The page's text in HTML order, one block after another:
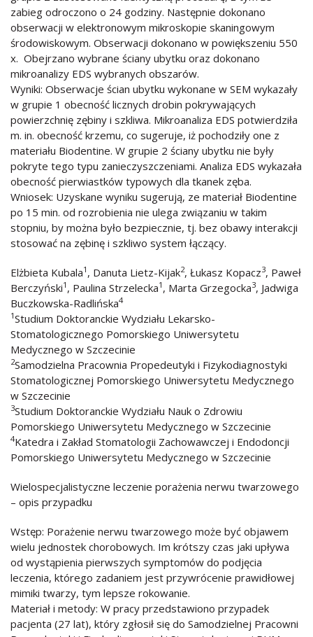
zabieg odroczono o 24 godziny. Następnie dokonano
obserwacji w elektronowym mikroskopie skaningowym
środowiskowym. Obserwacji dokonano w powiększeniu 550
x. Obejrzano wybrane ściany ubytku oraz dokonano
mikroanalizy EDS wybranych obszarów.
Wyniki: Obserwacje ścian ubytku wykonane w SEM wykazały
w grupie 1 obecność licznych drobin pokrywających
powierzchnię zębiny i szkliwa. Mikroanaliza EDS potwierdziła
m. in. obecność krzemu, co sugeruje, iż pochodziły one z
materiału Biodentine. W grupie 2 ściany ubytku nie były
pokryte tego typu zanieczyszczeniami. Analiza EDS wykazała
obecność pierwiastków typowych dla tkanek zęba.
Wniosek: Uzyskane wyniku sugerują, ze materiał Biodentine
po 15 min. od rozrobienia nie ulega związaniu w takim
stopniu, by można było bezpiecznie, tj. bez obawy interakcji
stosować na zębinę i szkliwo system łączący.
Elżbieta Kubala1 , Danuta Lietz-Kijak2, Łukasz Kopacz3, Paweł
Berczyński1 , Paulina Strzelecka1 , Marta Grzegocka3, Jadwiga
Buczkowska-Radlińska4
1Studium Doktoranckie Wydziału Lekarsko-
Stomatologicznego Pomorskiego Uniwersytetu
Medycznego w Szczecinie
2Samodzielna Pracownia Propedeutyki i Fizykodiagnostyki
Stomatologicznej Pomorskiego Uniwersytetu Medycznego
w Szczecinie
3Studium Doktoranckie Wydziału Nauk o Zdrowiu
Pomorskiego Uniwersytetu Medycznego w Szczecinie
4Katedra i Zakład Stomatologii Zachowawczej i Endodoncji
Pomorskiego Uniwersytetu Medycznego w Szczecinie
Wielospecjalistyczne leczenie porażenia nerwu twarzowego
– opis przypadku
Wstęp: Porażenie nerwu twarzowego może być objawem
wielu jednostek chorobowych. Im krótszy czas jaki upływa
od wystąpienia pierwszych symptomów do podjęcia
leczenia, którego zadaniem jest przywrócenie prawidłowej
mimiki twarzy, tym lepsze rokowanie.
Materiał i metody: W pracy przedstawiono przypadek
pacjenta (27 lat), który zgłosił się do Samodzielnej Pracowni